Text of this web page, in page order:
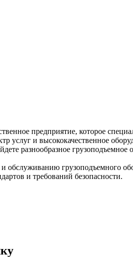
предприятие, которое
услуг и высококачественное
разнообразное
обслуживанию грузоподъемного
и требований безопасности.